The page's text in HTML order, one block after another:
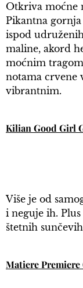
Otkriva moćne
Pikantna
ispod
maline, akord
moćnim
notama crvene
vibrantnim.
Kilian Good Girl
Više je od
i neguje ih.
štetnih
Matiere